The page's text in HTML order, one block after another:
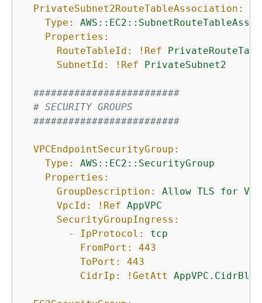
PrivateSubnet2RouteTableAssociation:
Type:
Properties:
RouteTableId:
!Ref
SubnetId:
!Ref PrivateSubnet2
#########################
# SECURITY GROUPS
#########################
VPCEndpointSecurityGroup:
Type:
AWS::EC2::SecurityGroup
Properties:
GroupDescription:
Allow TLS for VPC
VpcId:
!Ref AppVPC
SecurityGroupIngress:
-
IpProtocol:
tcp
FromPort:
443
ToPort:
443
CidrIp:
!GetAtt